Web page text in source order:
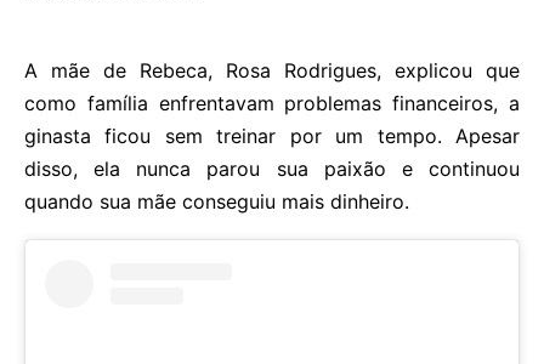
A mãe de Rebeca, Rosa Rodrigues, explicou que
como família enfrentavam problemas financeiros, a
ginasta ficou sem treinar por um tempo. Apesar
disso, ela nunca parou sua paixão e continuou
quando sua mãe conseguiu mais dinheiro.